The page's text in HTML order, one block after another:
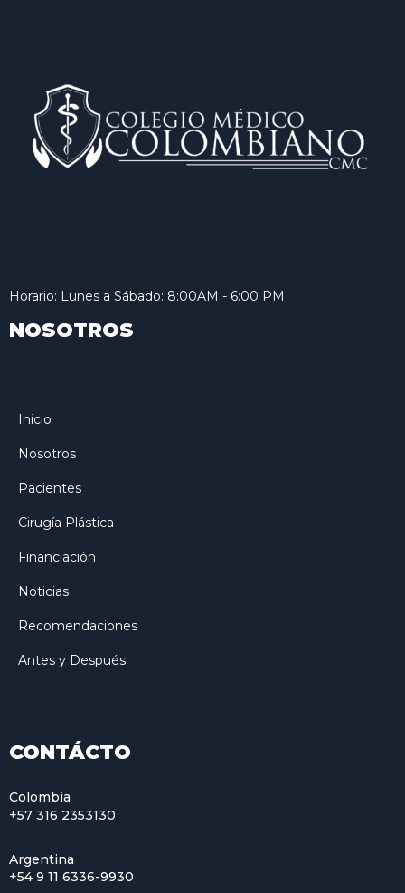
Horario: Lunes a Sábado: 8:00AM - 6:00 PM
NOSOTROS
Inicio
Nosotros
Pacientes
Cirugía Plástica
Financiación
Noticias
Recomendaciones
Antes y Después
CONTÁCTO
Colombia
+57 316 2353130
Argentina
+54 9 11 6336-9930